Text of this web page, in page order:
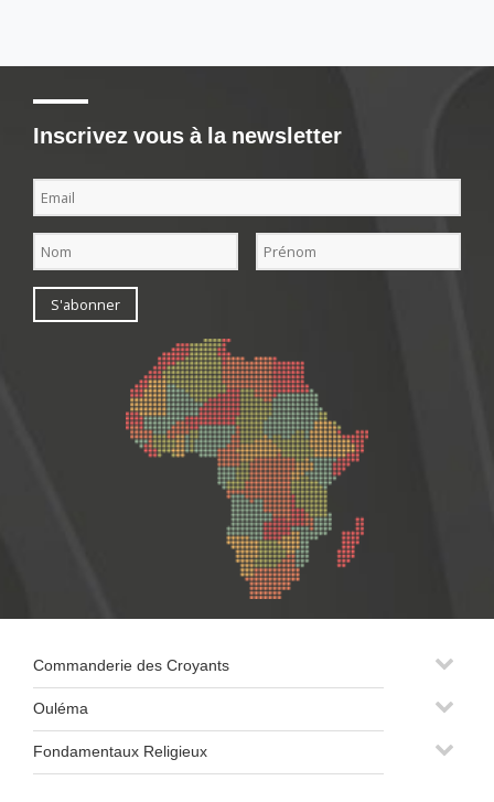
Inscrivez vous à la newsletter
Commanderie des Croyants
Ouléma
Fondamentaux Religieux